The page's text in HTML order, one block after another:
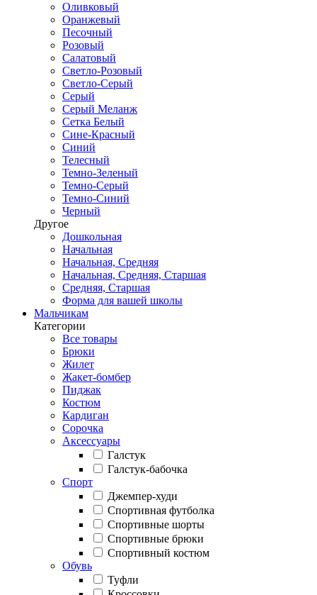
Оливковый
Оранжевый
Песочный
Розовый
Салатовый
Светло-Розовый
Светло-Серый
Серый
Серый Меланж
Сетка Белый
Сине-Красный
Синий
Телесный
Темно-Зеленый
Темно-Серый
Темно-Синий
Черный
Другое
Дошкольная
Начальная
Начальная, Средняя
Начальная, Средняя, Старшая
Средняя, Старшая
Форма для вашей школы
Мальчикам
Категории
Все товары
Брюки
Жилет
Жакет-бомбер
Пиджак
Костюм
Кардиган
Сорочка
Аксессуары
Галстук
Галстук-бабочка
Спорт
Джемпер-худи
Спортивная футболка
Спортивные шорты
Спортивные брюки
Спортивный костюм
Обувь
Туфли